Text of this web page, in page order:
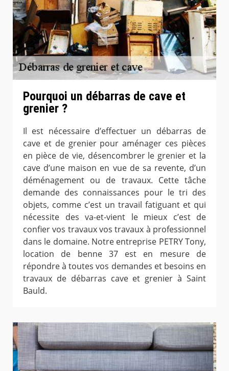
Pourquoi un débarras de cave et
grenier ?
Il est nécessaire d’effectuer un débarras de
cave et de grenier pour aménager ces pièces
en pièce de vie, désencombrer le grenier et la
cave d’une maison en vue de sa revente, d’un
déménagement ou de travaux. Cette tâche
demande des connaissances pour le tri des
objets, comme c’est un travail fatiguant et qui
nécessite des va-et-vient le mieux c’est de
confier vos travaux vos travaux à professionnel
dans le domaine. Notre entreprise PETRY Tony,
location de benne 37 est en mesure de
répondre à toutes vos demandes et besoins en
travaux de débarras cave et grenier à Saint
Bauld.